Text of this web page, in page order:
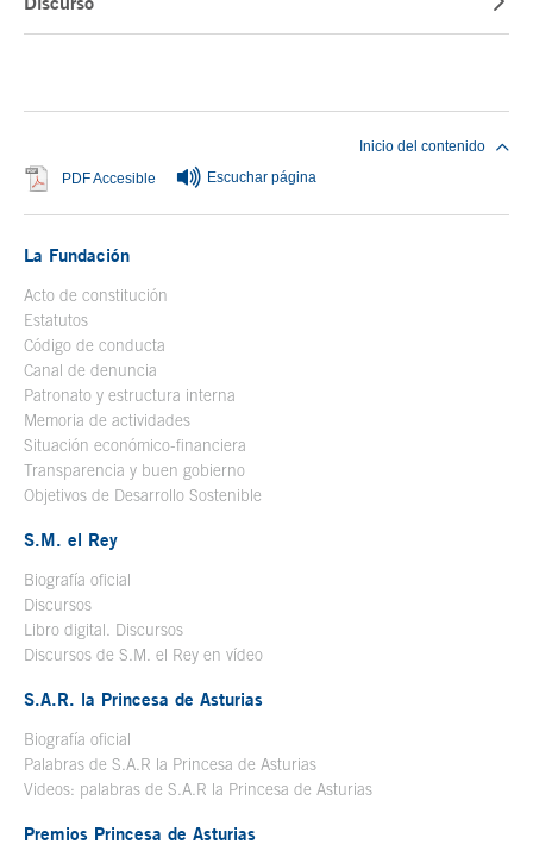
PDF Accesible Se abre en ventana nueva
Escuchar página
Inicio del contenido
La Fundación
Acto de constitución
Estatutos
Código de conducta
Canal de denuncia
Patronato y estructura interna
Memoria de actividades
Situación económico-financiera
Transparencia y buen gobierno
Objetivos de Desarrollo Sostenible
S.M. el Rey
Biografía oficial
Discursos
Libro digital. Discursos
Discursos de S.M. el Rey en vídeo
S.A.R. la Princesa de Asturias
Biografía oficial
Palabras de S.A.R la Princesa de Asturias
Videos: palabras de S.A.R la Princesa de Asturias
Premios Princesa de Asturias